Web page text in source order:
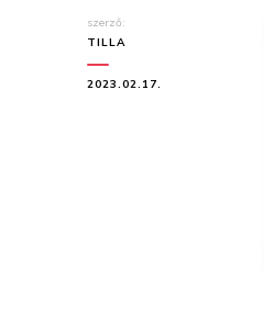
szerző:
TILLA
2023.02.17.